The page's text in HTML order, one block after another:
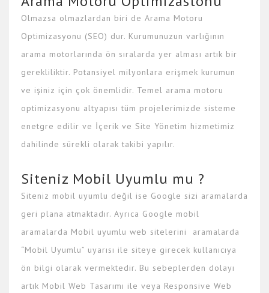
Olmazsa olmazlardan biri de Arama Motoru
Optimizasyonu (SEO) dur. Kurumunuzun varlığının
arama motorlarında ön sıralarda yer alması artık bir
gerekliliktir. Potansiyel milyonlara erişmek kurumun
ve işiniz için çok önemlidir. Temel arama motoru
optimizasyonu altyapısı tüm projelerimizde sisteme
enetgre edilir ve İçerik ve Site Yönetim hizmetimiz
dahilinde sürekli olarak takibi yapılır.
Siteniz Mobil Uyumlu mu ?
Siteniz mobil uyumlu değil ise Google sizi aramalarda
geri plana atmaktadır. Ayrıca Google mobil
aramalarda Mobil uyumlu web sitelerini aramalarda
“Mobil Uyumlu” uyarısı ile siteye girecek kullanıcıya
ön bilgi olarak vermektedir. Bu sebeplerden dolayı
artık Mobil Web Tasarımı ile veya Responsive Web